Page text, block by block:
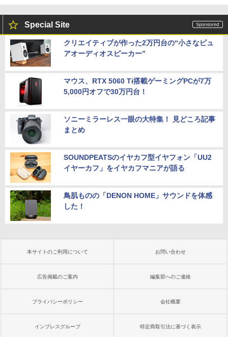
Special Site
クリエイティブが作った2万円台の“小さなピュ
アオーディオスピーカー”
マウス、RTX 5060 Ti搭載ゲーミングPCが7万
5,000円オフで30万円台！
ソニーミラーレス一眼の大特集！ 見どころ記事
まとめ
SOUNDPEATSのイヤカフ型イヤフォン「UU2
イヤーカフ」をイヤカフマニアが語る
鳥肌ものの「DENON HOME」サウンドを体感
した！
本サイトのご利用について お問い合わせ
広告掲載のご案内 編集部へのご連絡
プライバシーポリシー 会社概要
インプレスグループ 特定商取引法に基づく表示